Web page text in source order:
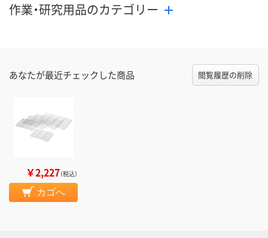
作業・研究用品のカテゴリー
あなたが最近チェックした商品 閲覧履歴の削除
￥2,227（税込）
カゴへ